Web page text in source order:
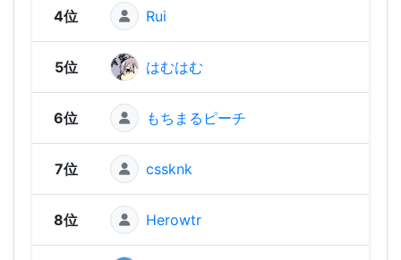
4位 Rui
5位 はむはむ
6位 もちまるピーチ
7位 cssknk
8位 Herowtr